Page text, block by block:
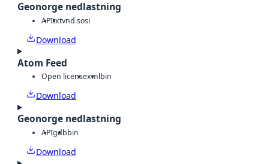
Geonorge nedlastning
APItxtvnd.sosi
Download
Atom Feed
Open licensexmlbin
Download
Geonorge nedlastning
APIgdbbin
Download